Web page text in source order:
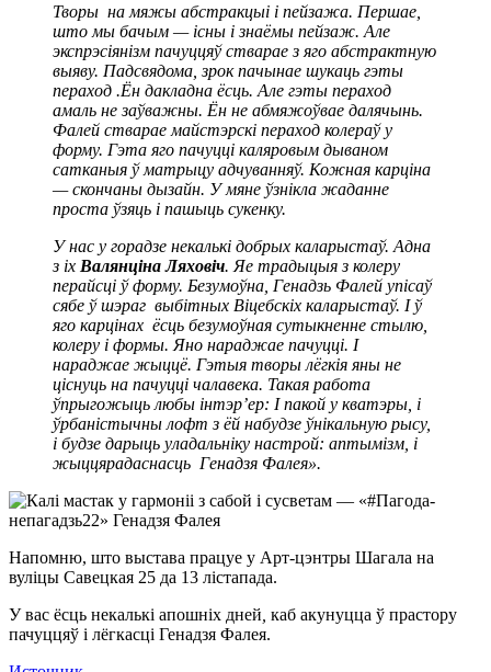
Творы на мяжы абстракцыі і пейзажа. Першае,
што мы бачым — існы і знаёмы пейзаж. Але
экспрэсіянізм пачуццяў стварае з яго абстрактную
выяву. Падсвядома, зрок пачынае шукаць гэты
пераход .Ён дакладна ёсць. Але гэты пераход
амаль не заўважны. Ён не абмяжоўвае далячынь.
Фалей стварае майстэрскі пераход колераў у
форму. Гэта яго пачуцці каляровым дываном
сатканыя ў матрыцу адчуванняў. Кожная карціна
— скончаны дызайн. У мяне ўзнікла жаданне
проста ўзяць і пашыць сукенку.
У нас у горадзе некалькі добрых каларыстаў. Адна
з іх Валянціна Ляховіч. Яе традыцыя з колеру
перайсці ў форму. Безумоўна, Генадзь Фалей упісаў
сябе ў шэраг выбітных Віцебскіх каларыстаў. І ў
яго карцінах ёсць безумоўная сутыкненне стылю,
колеру і формы. Яно нараджае пачуцці. І
нараджае жыццё. Гэтыя творы лёгкія яны не
ціснуць на пачуцці чалавека. Такая работа
ўпрыгожыць любы інтэр’ер: І пакой у кватэры, і
ўрбаністычны лофт з ёй набудзе ўнікальную рысу,
і будзе дарыць уладальніку настрой: аптымізм, і
жыццярадаснасць Генадзя Фалея».
Напомню, што выстава працуе у Арт-цэнтры Шагала на
вуліцы Савецкая 25 да 13 лістапада.
У вас ёсць некалькі апошніх дней каб акунуцца ў прастору
пачуццяў і лёгкасці Генадзя Фалея.